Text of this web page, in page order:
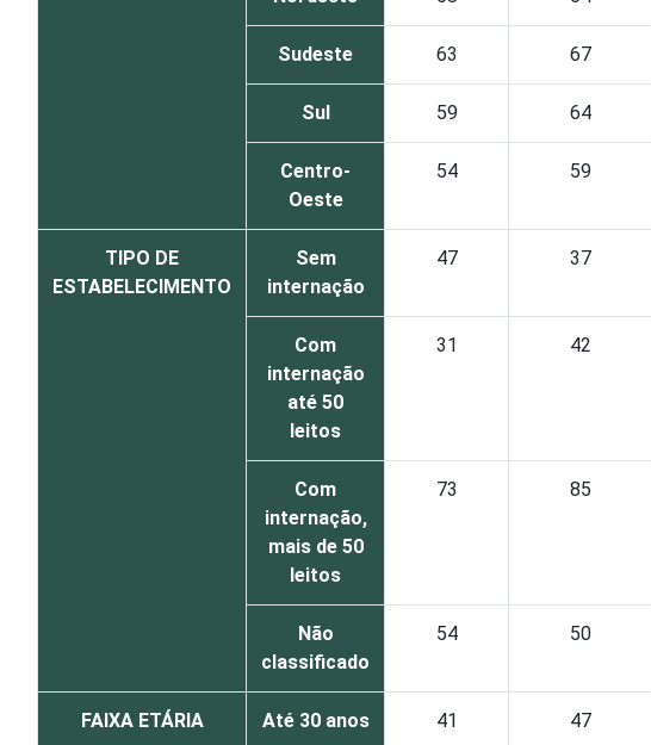
Sudeste 63 67
Sul 59 64
Centro-
Oeste
54 59
TIPO DE
ESTABELECIMENTO
Sem
internação
47 37
Com
internação
até 50
leitos
31 42
Com
internação,
mais de 50
leitos
73 85
Não
classificado
54 50
FAIXA ETÁRIA Até 30 anos 41 47